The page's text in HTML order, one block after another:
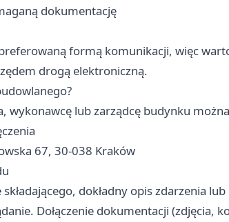
dokumentację
formą komunikacji, więc
drogą elektroniczną.
wykonawcę lub zarządcę budynku można
67, 30-038 Kraków
dokładny opis zdarzenia
Dołączenie dokumentacji (zdjęcia,